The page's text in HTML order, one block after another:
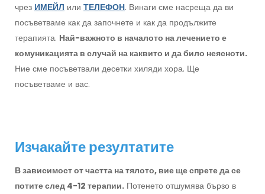
чрез ИМЕЙЛ или ТЕЛЕФОН. Винаги сме насреща да ви
посъветваме как да започнете и как да продължите
терапията. Най-важното в началото на лечението е
комуникацията в случай на каквито и да било неясноти.
Ние сме посъветвали десетки хиляди хора. Ще
посъветваме и вас.
Изчакайте резултатите
В зависимост от частта на тялото, вие ще спрете да се
потите след 4-12 терапии. Потенето отшумява бързо в